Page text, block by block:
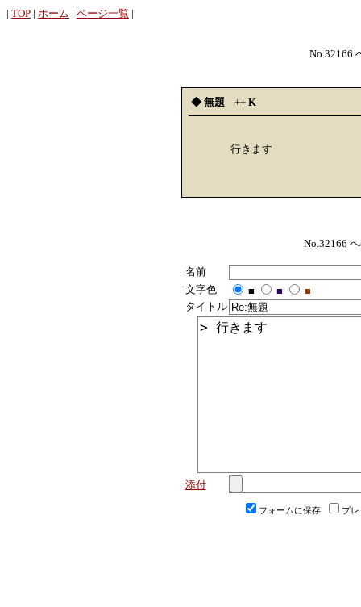
| TOP | ホーム | ページ一覧 |
No.32166
◆ 無題 ++ K
行きます
No.32166
名前
文字色
■ ■
■
タイトル
添付
フォームに保存 プ